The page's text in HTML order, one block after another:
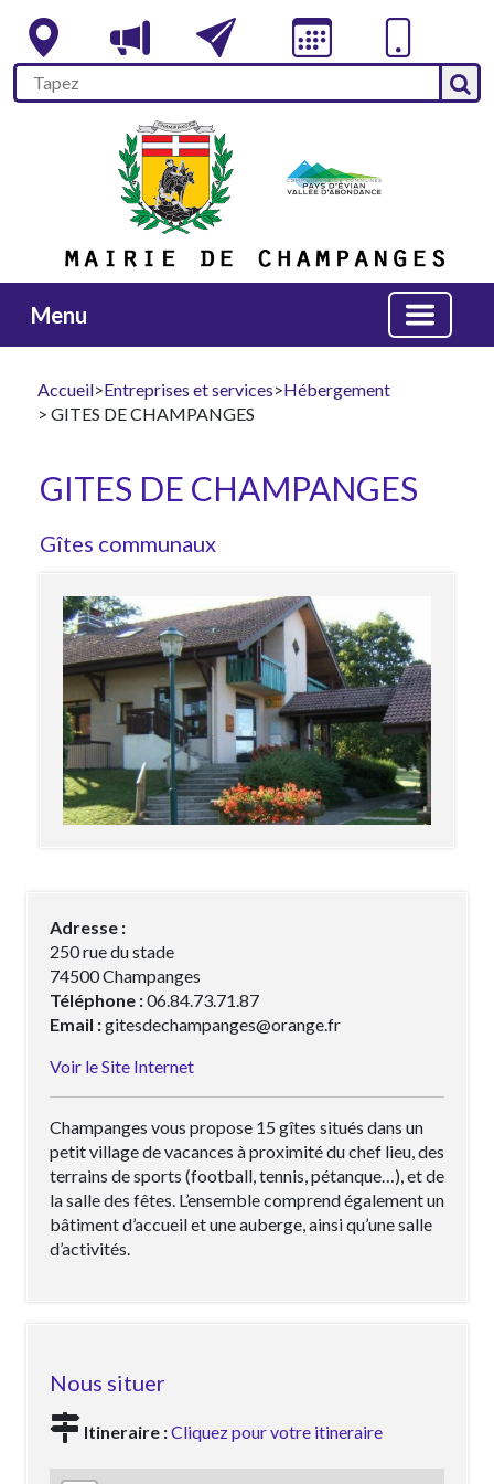
Menu
Accueil>Entreprises et services>Hébergement
> GITES DE CHAMPANGES
GITES DE CHAMPANGES
Gîtes communaux
Adresse :
250 rue du stade
74500 Champanges
Téléphone :06.84.73.71.87
Email :gitesdechampanges@orange.fr
Voir le Site Internet
Champanges vous propose 15 gîtes situés dans un
petit village de vacances à proximité du chef lieu, des
terrains de sports (football, tennis, pétanque…), et de
la salle des fêtes. L’ensemble comprend également un
bâtiment d’accueil et une auberge, ainsi qu’une salle
d’activités.
Nous situer
Itineraire :Cliquez pour votre itineraire